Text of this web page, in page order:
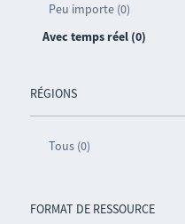
Peu importe (0)
Avec temps réel (0)
RÉGIONS
Tous (0)
FORMAT DE RESSOURCE